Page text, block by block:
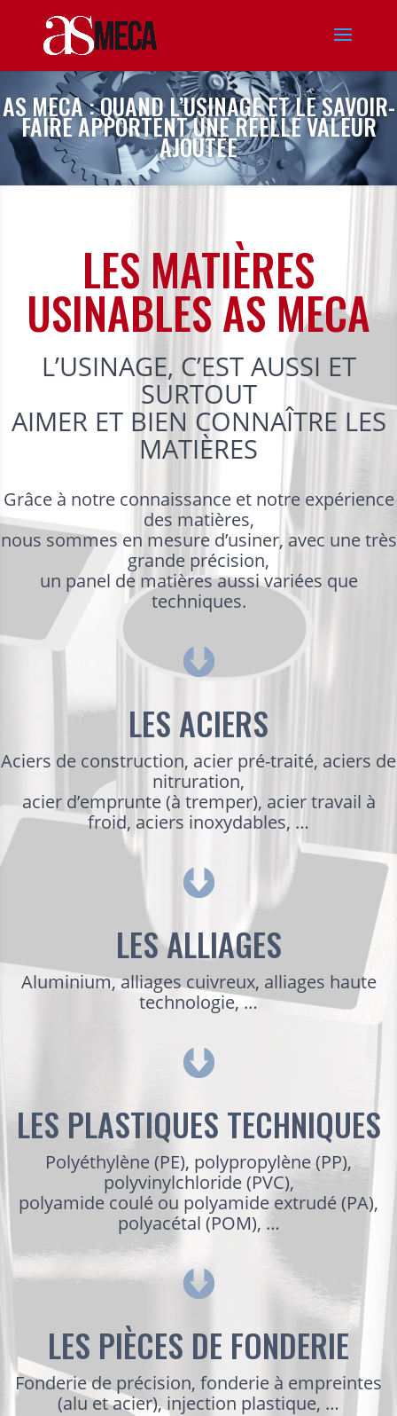
AS MECA : QUAND L’USINAGE ET LE SAVOIR-
FAIRE APPORTENT UNE RÉELLE VALEUR
AJOUTÉE
LES MATIÈRES
USINABLES AS MECA
L’USINAGE, C’EST AUSSI ET
SURTOUT
AIMER ET BIEN CONNAÎTRE LES
MATIÈRES
Grâce à notre connaissance et notre expérience
des matières,
nous sommes en mesure d’usiner, avec une très
grande précision,
un panel de matières aussi variées que
techniques.
LES ACIERS
Aciers de construction, acier pré-traité, aciers de
nitruration,
acier d’emprunte (à tremper), acier travail à
froid, aciers inoxydables, …
LES ALLIAGES
Aluminium, alliages cuivreux, alliages haute
technologie, …
LES PLASTIQUES TECHNIQUES
Polyéthylène (PE), polypropylène (PP),
polyvinylchloride (PVC),
polyamide coulé ou polyamide extrudé (PA),
polyacétal (POM), …
LES PIÈCES DE FONDERIE
Fonderie de précision, fonderie à empreintes
(alu et acier), injection plastique, …